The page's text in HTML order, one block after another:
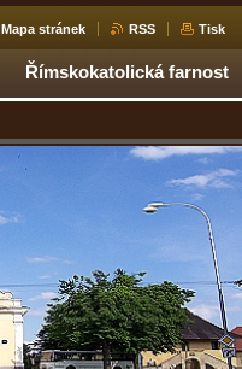
Mapa stránek RSS Tisk
Římskokatolická farnost